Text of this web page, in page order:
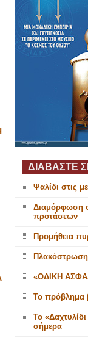
ΔΙΑΒΑΣΤΕ
Ψαλίδι στις
Διαμόρφωση
προτάσεων
Προμήθεια
«ΟΔΙΚΗ
Το πρόβλημα
Το
σήμερα